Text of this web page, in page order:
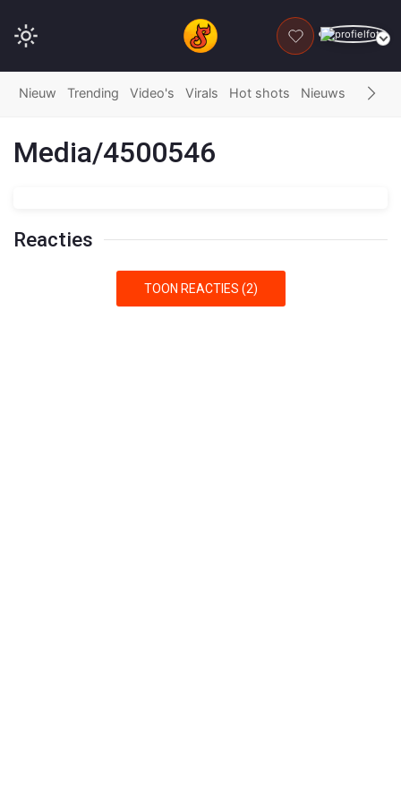
DONEER
Nieuw Trending Video's Virals Hot shots Nieuws Fails
Media/4500546
Reacties
TOON REACTIES (2)